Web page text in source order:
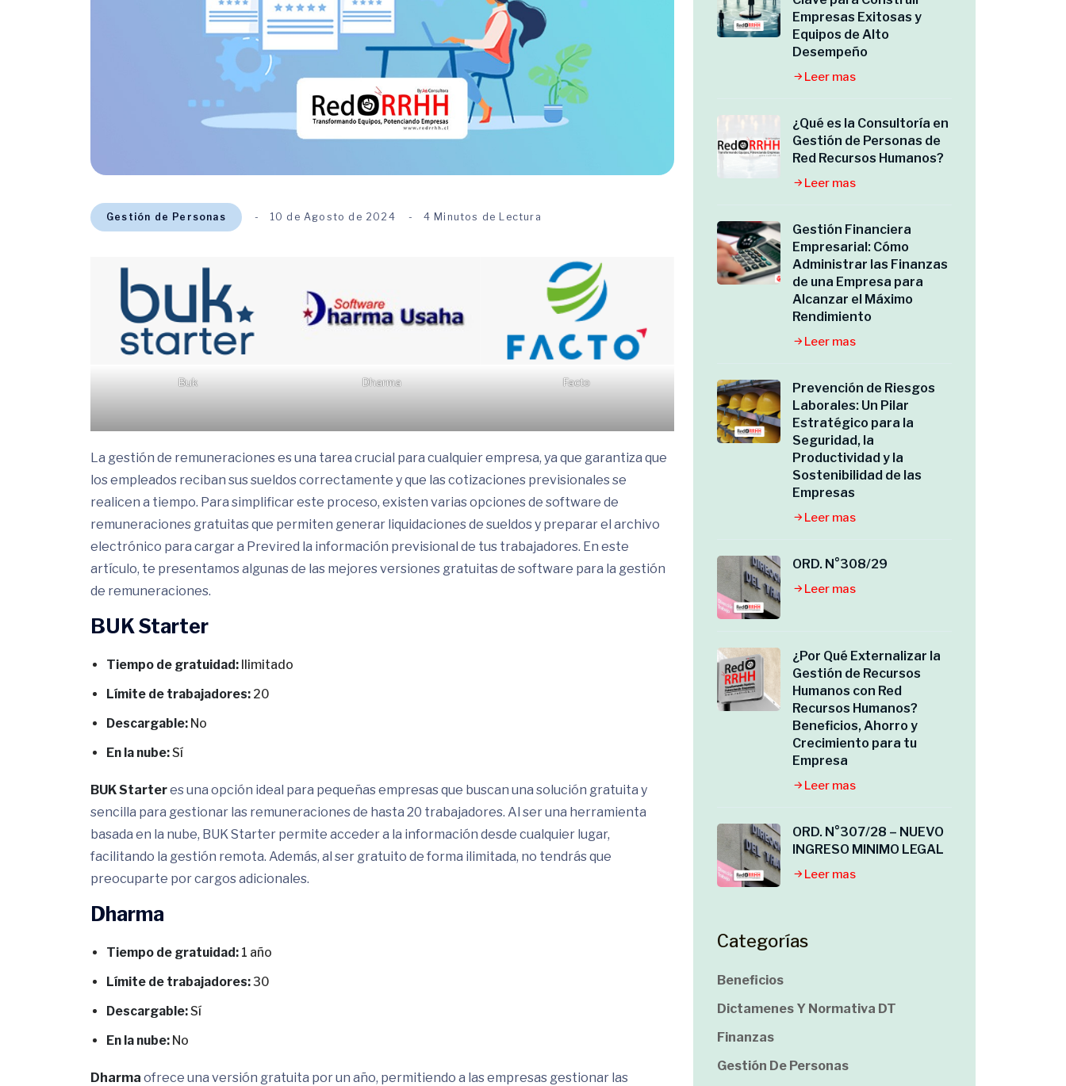
Gestión de Personas 10 de Agosto de 2024 4 Minutos de Lectura
Buk Dharma Facto
La gestión de remuneraciones es una tarea crucial para cualquier empresa, ya que garantiza que
los empleados reciban sus sueldos correctamente y que las cotizaciones previsionales se
realicen a tiempo. Para simplificar este proceso, existen varias opciones de software de
remuneraciones gratuitas que permiten generar liquidaciones de sueldos y preparar el archivo
electrónico para cargar a Previred la información previsional de tus trabajadores. En este
artículo, te presentamos algunas de las mejores versiones gratuitas de software para la gestión
de remuneraciones.
BUK Starter
Tiempo de gratuidad: Ilimitado
Límite de trabajadores: 20
Descargable: No
En la nube:Sí
BUK Starteres una opción ideal para pequeñas empresas que buscan una solución gratuita y
sencilla para gestionar las remuneraciones de hasta 20 trabajadores. Al ser una herramienta
basada en la nube, BUK Starter permite acceder a la información desde cualquier lugar,
facilitando la gestión remota. Además, al ser gratuito de forma ilimitada, no tendrás que
preocuparte por cargos adicionales.
Dharma
Tiempo de gratuidad: 1 año
Límite de trabajadores:30
Descargable:Sí
En la nube: No
Dharma ofrece una versión gratuita por un año, permitiendo a las empresas gestionar las
Empresas Exitosas y
Equipos de Alto
Desempeño
Leer mas
¿Qué es la Consultoría en
Gestión de Personas de
Red Recursos Humanos?
Leer mas
Gestión Financiera
Empresarial: Cómo
Administrar las Finanzas
de una Empresa para
Alcanzar el Máximo
Rendimiento
Leer mas
Prevención de Riesgos
Laborales: Un Pilar
Estratégico para la
Seguridad, la
Productividad y la
Sostenibilidad de las
Empresas
Leer mas
ORD. N°308/29
Leer mas
¿Por Qué Externalizar la
Gestión de Recursos
Humanos con Red
Recursos Humanos?
Beneficios, Ahorro y
Crecimiento para tu
Empresa
Leer mas
ORD. N°307/28 – NUEVO
INGRESO MINIMO LEGAL
Leer mas
Categorías
Beneficios
Dictamenes Y Normativa DT
Finanzas
Gestión De Personas